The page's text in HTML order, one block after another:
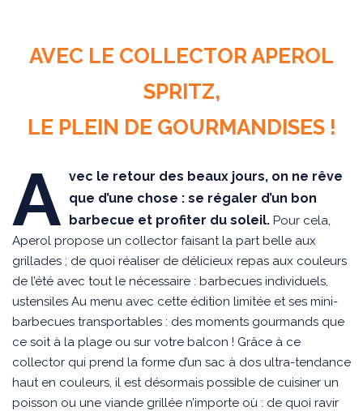
AVEC LE COLLECTOR APEROL
SPRITZ,
LE PLEIN DE GOURMANDISES !
A vec le retour des beaux jours, on ne rêve
que d’une chose : se régaler d’un bon
barbecue et profiter du soleil. Pour cela,
Aperol propose un collector faisant la part belle aux
grillades ; de quoi réaliser de délicieux repas aux couleurs
de l’été avec tout le nécessaire : barbecues individuels,
ustensiles Au menu avec cette édition limitée et ses mini-
barbecues transportables : des moments gourmands que
ce soit à la plage ou sur votre balcon ! Grâce à ce
collector qui prend la forme d’un sac à dos ultra-tendance
haut en couleurs, il est désormais possible de cuisiner un
poisson ou une viande grillée n’importe où : de quoi ravir